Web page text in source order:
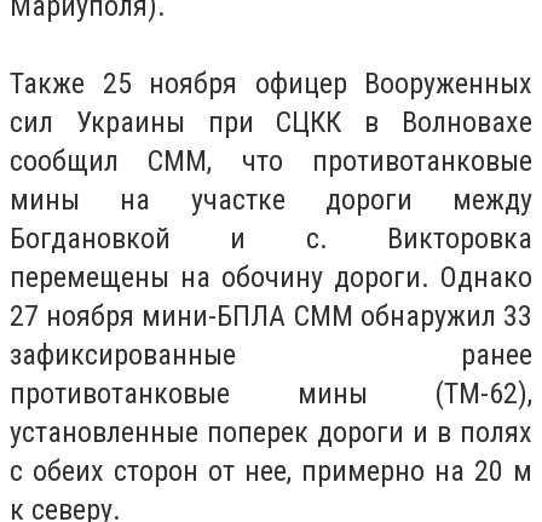
Также 25 ноября офицер Вооруженных
сил Украины при СЦКК в Волновахе
сообщил СММ, что противотанковые
мины на участке дороги между
Богдановкой и с. Викторовка
перемещены на обочину дороги. Однако
27 ноября мини-БПЛА СММ обнаружил 33
зафиксированные ранее
противотанковые мины (ТМ-62),
установленные поперек дороги и в полях
с обеих сторон от нее, примерно на 20 м
к северу.